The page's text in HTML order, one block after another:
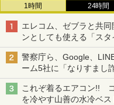
1時間 24時間
エレコム、ゼブラと共
ンとしても使える「ス
も、持ち替えずに書き込
警察庁ら、Google、
ーム5社に「なりすまし
真や映像を使った投資
これぞ着るエアコン!!
を冷やす山善の水冷ベ